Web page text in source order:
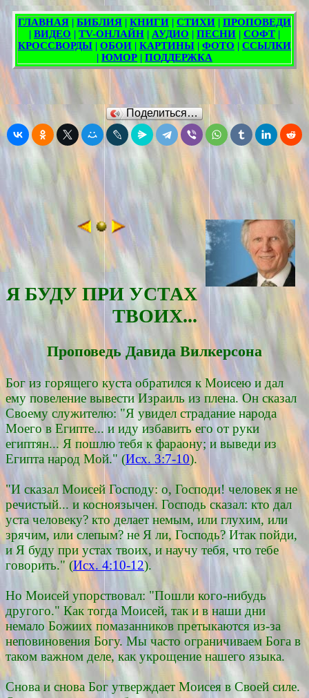
Поделиться…
Я БУДУ ПРИ УСТАХ
ТВОИХ...
Проповедь Давида Вилкерсона
Бог из горящего куста обратился к Моисею и дал
ему повеление вывести Израиль из плена. Он сказал
Своему служителю: "Я увидел страдание народа
Моего в Египте... и иду избавить его от руки
египтян... Я пошлю тебя к фараону; и выведи из
Египта народ Мой." (Исх. 3:7-10).
"И сказал Моисей Господу: о, Господи! человек я не
речистый... и косноязычен. Господь сказал: кто дал
уста человеку? кто делает немым, или глухим, или
зрячим, или слепым? не Я ли, Господь? Итак пойди,
и Я буду при устах твоих, и научу тебя, что тебе
говорить." (Исх. 4:10-12).
Но Моисей упорствовал: "Пошли кого-нибудь
другого." Как тогда Моисей, так и в наши дни
немало Божиих помазанников претыкаются из-за
неповиновения Богу. Мы часто ограничиваем Бога в
таком важном деле, как укрощение нашего языка.
Снова и снова Бог утверждает Моисея в Своей силе.